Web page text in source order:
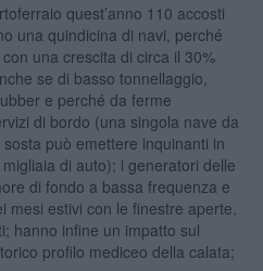
quest’anno 110 accosti
una quindicina di navi, perché
una crescita di circa il 30%
se di basso tonnellaggio,
e perché da ferme
di bordo (una singola nave da
può emettere inquinanti in
di auto); i generatori delle
di fondo a bassa frequenza e
estivi con le finestre aperte,
hanno infine un impatto sul
profilo mediceo della calata;